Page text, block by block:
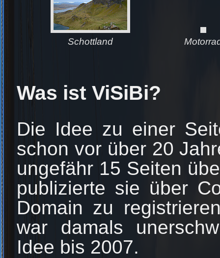
Schottland
Was ist ViSiBi?
Die Idee zu einer
schon vor über 20
ungefähr 15 Seiten
publizierte sie über
Domain zu
war damals
Idee bis 2007.